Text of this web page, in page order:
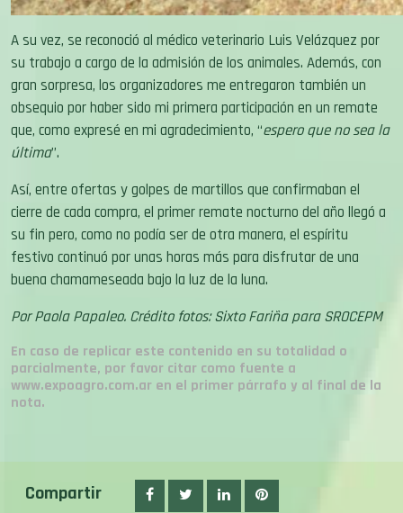
A su vez, se reconoció al médico veterinario Luis Velázquez por
su trabajo a cargo de la admisión de los animales. Además, con
gran sorpresa, los organizadores me entregaron también un
obsequio por haber sido mi primera participación en un remate
que, como expresé en mi agradecimiento, “espero que no sea la
última”.
Así, entre ofertas y golpes de martillos que confirmaban el
cierre de cada compra, el primer remate nocturno del año llegó a
su fin pero, como no podía ser de otra manera, el espíritu
festivo continuó por unas horas más para disfrutar de una
buena chamameseada bajo la luz de la luna.
PorPaola Papaleo.Crédito fotos:Sixto Fariña para SROCEPM
En caso de replicar este contenido en su totalidad o
www.expoagro.com.ar en el primer párrafo y al final de la
nota.